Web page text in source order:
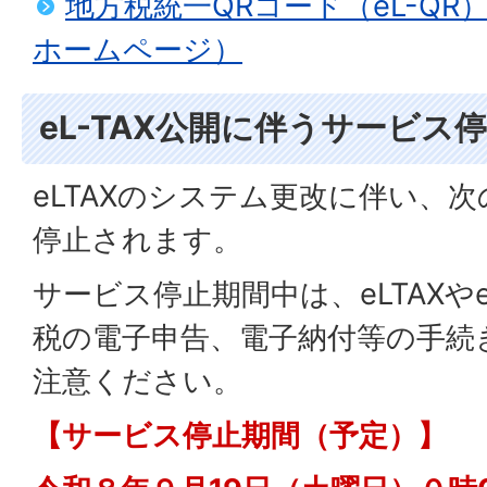
ホームページ）
eL-TAX公開に伴うサービス
eLTAXのシステム更改に伴い、
停止されます。
サービス停止期間中は、eLTAX
税の電子申告、電子納付等の手
注意ください。
【サービス停止期間（予定）】